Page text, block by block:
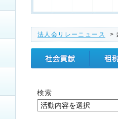
法人会リレーニュース >
社会貢献 租税教
検索